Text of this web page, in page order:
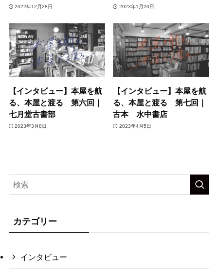
2022年12月28日 2023年1月20日
【インタビュー】本屋を航
る、本屋と渡る 第六回｜
七月堂古書部
2023年3月8日
【インタビュー】本屋を航
る、本屋と渡る 第七回｜
古本 水中書店
2023年4月5日
カテゴリー
インタビュー